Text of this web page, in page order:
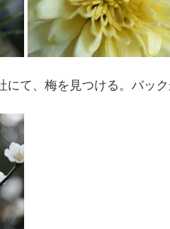
て、梅を見つける。バック